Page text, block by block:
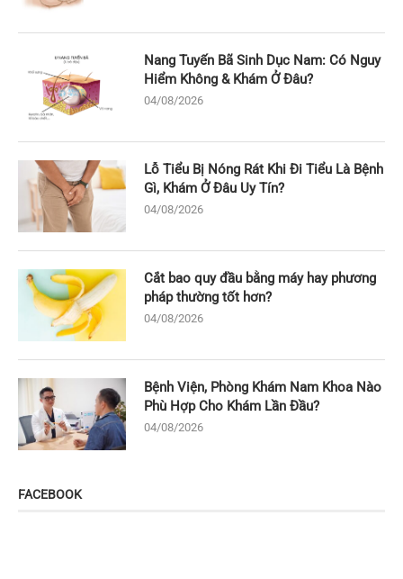
Nang Tuyến Bã Sinh Dục Nam: Có Nguy
Hiểm Không & Khám Ở Đâu?
04/08/2026
Lỗ Tiểu Bị Nóng Rát Khi Đi Tiểu Là Bệnh
Gì, Khám Ở Đâu Uy Tín?
04/08/2026
Cắt bao quy đầu bằng máy hay phương
pháp thường tốt hơn?
04/08/2026
Bệnh Viện, Phòng Khám Nam Khoa Nào
Phù Hợp Cho Khám Lần Đầu?
04/08/2026
FACEBOOK